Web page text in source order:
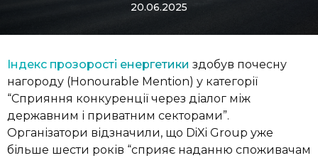
20.06.2025
Індекс прозорості енергетики здобув почесну
нагороду (Honourable Mention) у категорії
“Сприяння конкуренції через діалог між
державним і приватним секторами”.
Організатори відзначили, що DiXi Group уже
більше шести років “сприяє наданню споживачам